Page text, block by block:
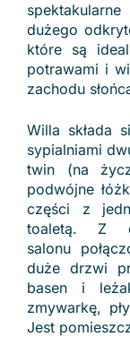
dużego
które są
potrawami i
zachodu
Willa składa
sypialniami
twin (na
podwójne
części z
toaletą. Z
salonu
duże drzwi
basen i
zmywarkę,
Jest